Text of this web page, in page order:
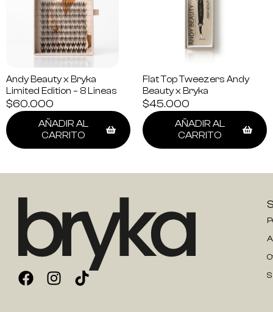
Andy Beauty x Bryka
Limited Edition – 8 Lineas
$60.000
AÑADIR AL
CARRITO
Flat Top Tweezers Andy
Beauty x Bryka
$45.000
AÑADIR AL
CARRITO